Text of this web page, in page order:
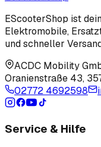
EScooterShop ist
Elektromobile,
und schneller
ACDC Mobility
Oranienstraße 43,
02772 4692598
Service & Hilfe